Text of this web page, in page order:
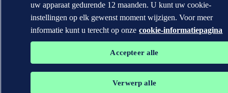
uw apparaat gedurende 12 maanden. U kunt uw cookie-
instellingen op elk gewenst moment wijzigen. Voor meer
informatie kunt u terecht op onze cookie-informatiepagina
Accepteer alle
Verwerp alle